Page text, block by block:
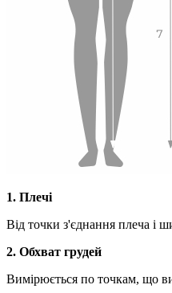
1. Плечі
Від точки з'єднання плеча і
2. Обхват грудей
Вимірюється по точкам, що